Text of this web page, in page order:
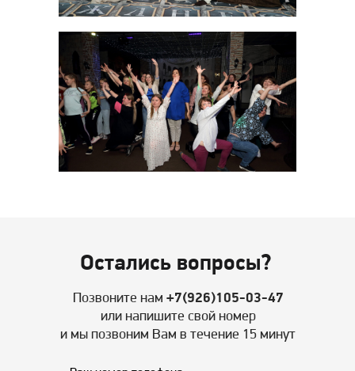
Остались вопросы?
Позвоните нам +7(926)105-03-47
или напишите свой номер
и мы позвоним Вам в течение 15 минут